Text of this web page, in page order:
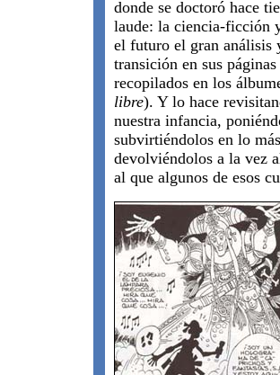
donde se doctoró hace
laude: la ciencia-ficción
el futuro el gran análisis
transición en sus
recopilados en los
libre). Y lo hace
nuestra infancia,
subvirtiéndolos en lo
devolviéndolos a la vez
al que algunos de esos